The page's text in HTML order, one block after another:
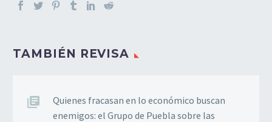
TAMBIÉN REVISA
Quienes fracasan en lo económico buscan
enemigos: el Grupo de Puebla sobre las